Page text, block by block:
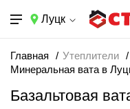
Луцк
Главная Утеплители
Минеральная вата в
Базальтовая